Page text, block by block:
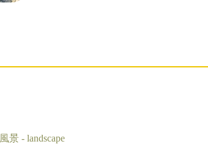
風景 - landscape